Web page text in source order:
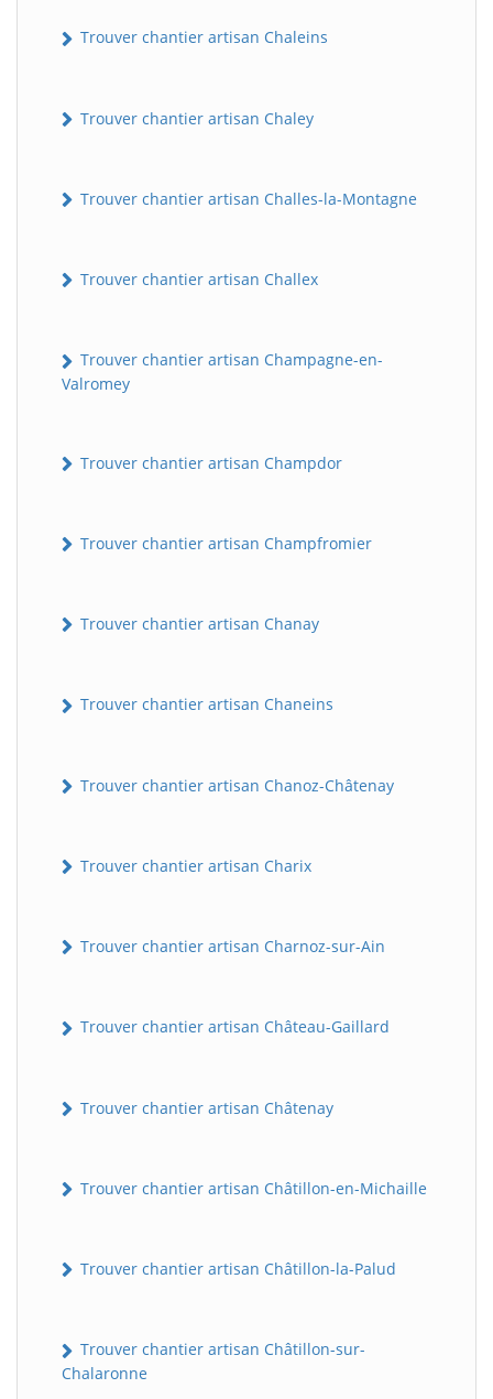
Trouver chantier artisan Chaleins
Trouver chantier artisan Chaley
Trouver chantier artisan Challes-la-Montagne
Trouver chantier artisan Challex
Trouver chantier artisan Champagne-en-
Valromey
Trouver chantier artisan Champdor
Trouver chantier artisan Champfromier
Trouver chantier artisan Chanay
Trouver chantier artisan Chaneins
Trouver chantier artisan Chanoz-Châtenay
Trouver chantier artisan Charix
Trouver chantier artisan Charnoz-sur-Ain
Trouver chantier artisan Château-Gaillard
Trouver chantier artisan Châtenay
Trouver chantier artisan Châtillon-en-Michaille
Trouver chantier artisan Châtillon-la-Palud
Trouver chantier artisan Châtillon-sur-
Chalaronne